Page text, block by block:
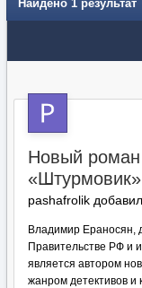
Найдено 1 результат
Новый
pashafrolik
Владимир Ераносян,
Правительстве РФ и
является автором
жанром детективов и